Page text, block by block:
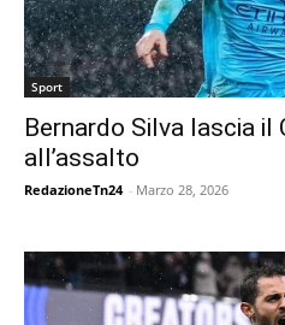
Sport
Bernardo Silva lascia il
all’assalto
RedazioneTn24 - Marzo 28, 2026